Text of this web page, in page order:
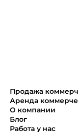
Продажа
Аренда
О компании
Блог
Работа у нас